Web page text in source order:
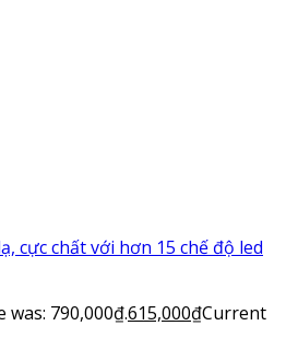
cực chất với hơn 15 chế độ led
790,000₫.615,000₫Current